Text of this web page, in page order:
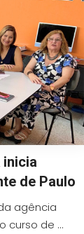
inicia
de Paulo
agência
curso de ...